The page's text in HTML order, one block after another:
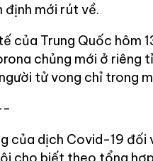
định mới rút về.
của Trung Quốc
chủng mới ở riêng
tử vong chỉ trong
của dịch Covid-19 đối
cho biết theo tổng